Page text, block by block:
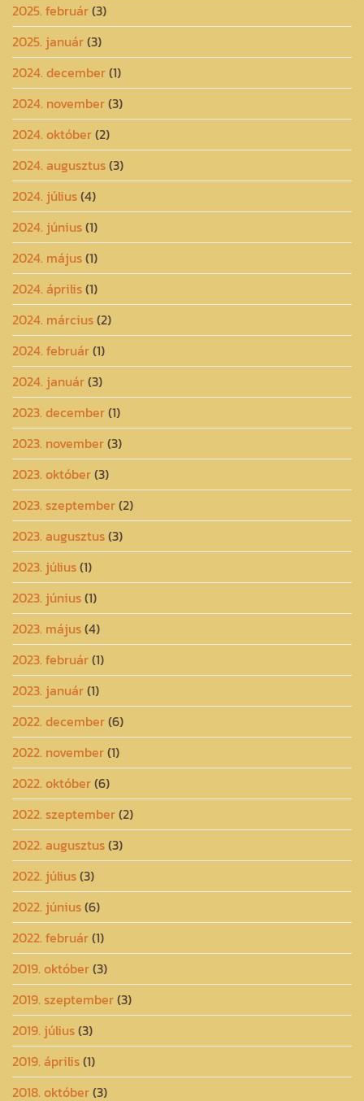
2025. február(3)
2025. január(3)
2024. december(1)
2024. november(3)
2024. október(2)
2024. augusztus(3)
2024. július(4)
2024. június(1)
2024. május(1)
2024. április(1)
2024. március(2)
2024. február(1)
2024. január(3)
2023. december(1)
2023. november(3)
2023. október(3)
2023. szeptember(2)
2023. augusztus(3)
2023. július(1)
2023. június(1)
2023. május(4)
2023. február(1)
2023. január(1)
2022. december(6)
2022. november(1)
2022. október(6)
2022. szeptember(2)
2022. augusztus(3)
2022. július(3)
2022. június(6)
2022. február(1)
2019. október(3)
2019. szeptember(3)
2019. július(3)
2019. április(1)
2018. október(3)